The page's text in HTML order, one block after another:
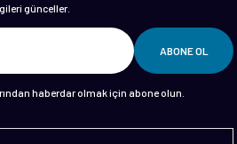
günceller.
ABONE OL
haberdar olmak için abone olun.